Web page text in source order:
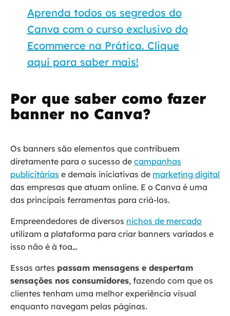
Aprenda todos os segredos do
Canva com o curso exclusivo do
Ecommerce na Prática. Clique
aqui para saber mais!
Por que saber como fazer
banner no Canva?
Os banners são elementos que contribuem
diretamente para o sucesso de campanhas
publicitárias e demais iniciativas de marketing digital
das empresas que atuam online. E o Canva é uma
das principais ferramentas para criá-los.
Empreendedores de diversos nichos de mercado
utilizam a plataforma para criar banners variados e
isso não é à toa…
Essas artes passam mensagens e despertam
sensações nos consumidores, fazendo com que os
clientes tenham uma melhor experiência visual
enquanto navegam pelas páginas.